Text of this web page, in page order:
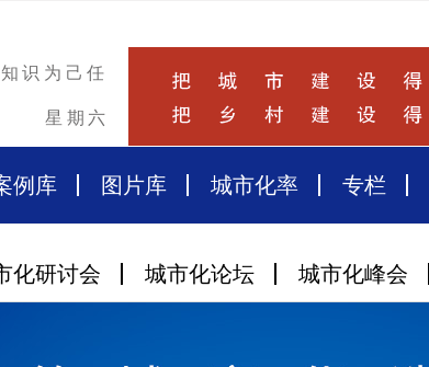
识为己任
星期六
例库 图片库 城市化率 专栏
化研讨会 城市化论坛 城市化峰会